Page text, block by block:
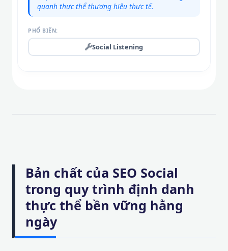
quanh thực thể thương hiệu thực tế.
PHỔ BIẾN:
Social Listening
Bản chất của SEO Social
trong quy trình định danh
thực thể bền vững hằng
ngày